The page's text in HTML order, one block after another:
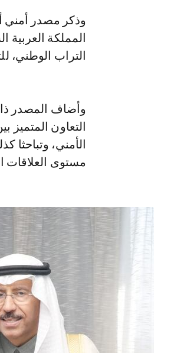
وذكر مصدر أمني أن هذا اللقاء جرى في سياق زيارة عمل وتعاون قام بها سفير
المملكة العربية
التراب الوطني،
وأضاف المصدر
التعاون المتميز
الأمني، وتباحثا
مستوى العلاقات